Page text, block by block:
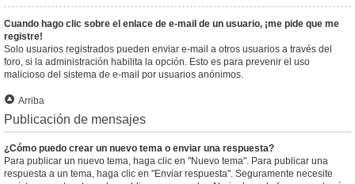
Cuando hago clic sobre el enlace de e-mail de un usuario, ¡me pide que me
registre!
Solo usuarios registrados pueden enviar e-mail a otros usuarios a través del
foro, si la administración habilita la opción. Esto es para prevenir el uso
malicioso del sistema de e-mail por usuarios anónimos.
Arriba
Publicación de mensajes
¿Cómo puedo crear un nuevo tema o enviar una respuesta?
Para publicar un nuevo tema, haga clic en "Nuevo tema". Para publicar una
respuesta a un tema, haga clic en "Enviar respuesta". Seguramente necesite